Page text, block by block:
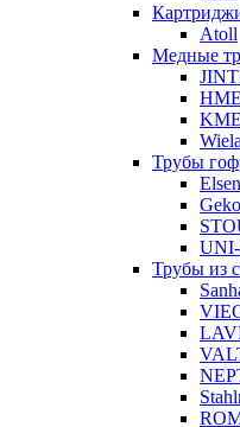
Atoll
Медные
HME
KME
Трубы
Elsen
Трубы из